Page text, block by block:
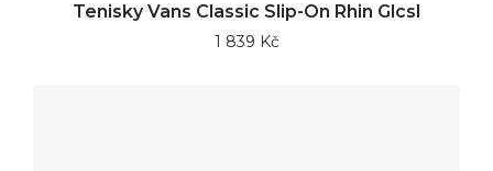
Tenisky Vans Classic Slip-On Rhin Glcsl
1 839 Kč